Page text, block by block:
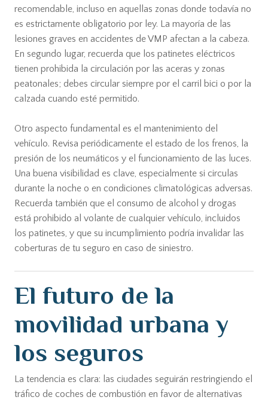
recomendable, incluso en aquellas zonas donde todavía no
es estrictamente obligatorio por ley. La mayoría de las
lesiones graves en accidentes de VMP afectan a la cabeza.
En segundo lugar, recuerda que los patinetes eléctricos
tienen prohibida la circulación por las aceras y zonas
peatonales; debes circular siempre por el carril bici o por la
calzada cuando esté permitido.
Otro aspecto fundamental es el mantenimiento del
vehículo. Revisa periódicamente el estado de los frenos, la
presión de los neumáticos y el funcionamiento de las luces.
Una buena visibilidad es clave, especialmente si circulas
durante la noche o en condiciones climatológicas adversas.
Recuerda también que el consumo de alcohol y drogas
está prohibido al volante de cualquier vehículo, incluidos
los patinetes, y que su incumplimiento podría invalidar las
coberturas de tu seguro en caso de siniestro.
El futuro de la
movilidad urbana y
los seguros
La tendencia es clara: las ciudades seguirán restringiendo el
tráfico de coches de combustión en favor de alternativas